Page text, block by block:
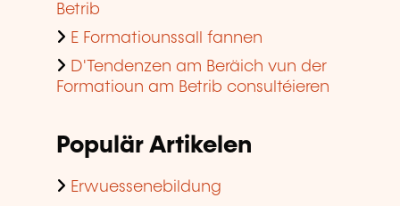
Betrib
E Formatiounssall fannen
D'Tendenzen am Beräich vun der
Formatioun am Betrib consultéieren
Populär Artikelen
Erwuessenebildung